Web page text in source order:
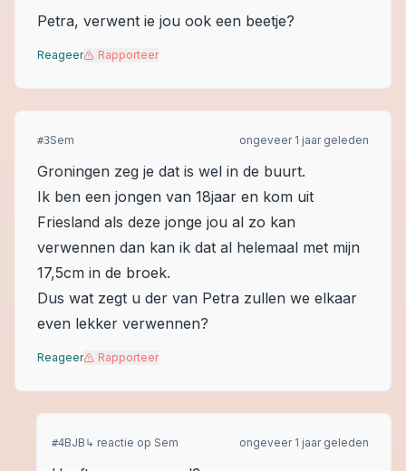
Petra, verwent ie jou ook een beetje?
Reageer Rapporteer
#3Sem ongeveer 1 jaar geleden
Groningen zeg je dat is wel in de buurt.
Ik ben een jongen van 18jaar en kom uit
Friesland als deze jonge jou al zo kan
verwennen dan kan ik dat al helemaal met mijn
17,5cm in de broek.
Dus wat zegt u der van Petra zullen we elkaar
even lekker verwennen?
Reageer Rapporteer
#4BJB ↳ reactie op Sem ongeveer 1 jaar geleden